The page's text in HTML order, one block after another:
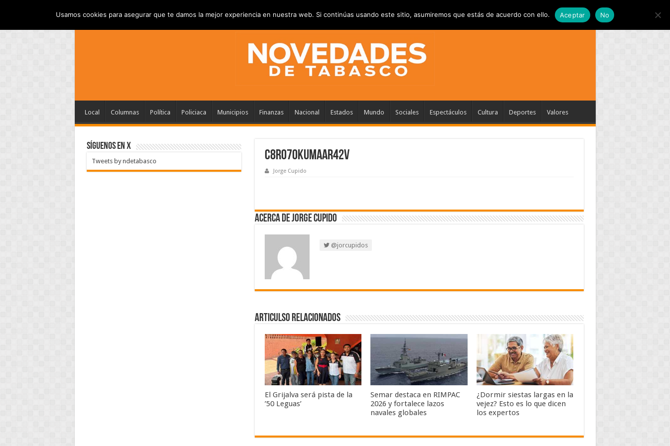
Local Columnas Política Policiaca Municipios Finanzas Nacional Estados Mundo Sociales Espectáculos Cultura Deportes Valores
C8rO70kUMAAR42v
Jorge Cupido
Acerca de Jorge Cupido
@jorcupidos
Articulso Relacionados
El Grijalva será pista de la
’50 Leguas’
Semar destaca en RIMPAC
2026 y fortalece lazos
navales globales
¿Dormir siestas largas en la
vejez? Esto es lo que dicen
los expertos
SÍGUENOS EN X
Tweets by ndetabasco
Usamos cookies para asegurar que te damos la mejor experiencia en nuestra web. Si continúas usando este sitio, asumiremos que estás de acuerdo con ello. Aceptar No